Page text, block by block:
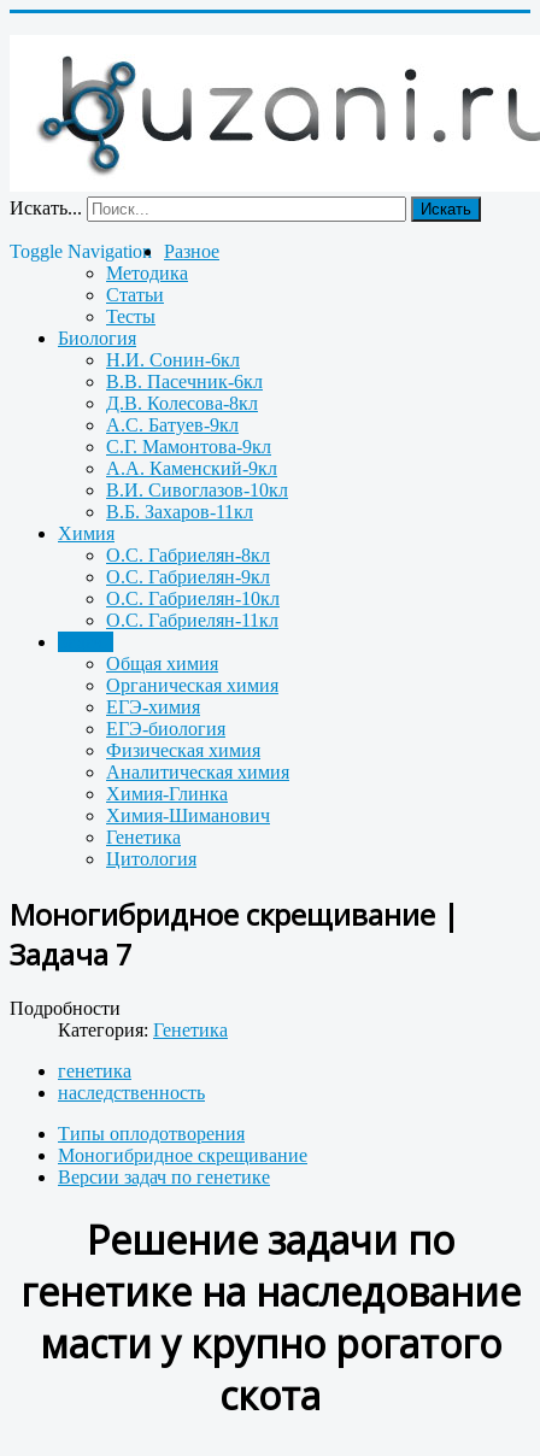
Искать... Искать
Toggle Navigation
Разное
Методика
Статьи
Тесты
Биология
Н.И. Сонин-6кл
В.В. Пасечник-6кл
Д.В. Колесова-8кл
А.С. Батуев-9кл
С.Г. Мамонтова-9кл
А.А. Каменский-9кл
В.И. Сивоглазов-10кл
В.Б. Захаров-11кл
Химия
О.С. Габриелян-8кл
О.С. Габриелян-9кл
О.С. Габриелян-10кл
О.С. Габриелян-11кл
Общая химия
Органическая химия
ЕГЭ-химия
ЕГЭ-биология
Физическая химия
Аналитическая химия
Химия-Глинка
Химия-Шиманович
Генетика
Цитология
Моногибридное скрещивание |
Задача 7
Подробности
Категория: Генетика
генетика
наследственность
Типы оплодотворения
Моногибридное скрещивание
Версии задач по генетике
Решение задачи по
генетике на наследование
масти у крупно рогатого
скота